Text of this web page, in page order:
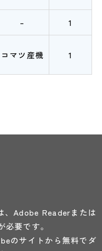
– 1
コマツ産機 1
、Adobe Readerまたは
要です。
のサイトから無料でダ